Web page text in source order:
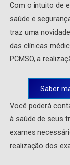
Com o intuito de
saúde e
traz uma
das clínicas
PCMSO, a
Saber
Você poderá
à saúde de seus
exames
realização dos